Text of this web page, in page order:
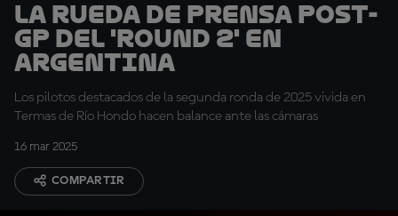
La rueda de prensa post-
GP del 'Round 2' en
Argentina
Los pilotos destacados de la segunda ronda de 2025 vivida en
Termas de Río Hondo hacen balance ante las cámaras
16 mar 2025
COMPARTIR